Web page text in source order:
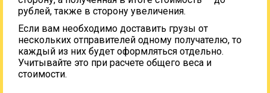
рублей, также в сторону увеличения.
Если вам необходимо доставить грузы от
нескольких отправителей одному получателю, то
каждый из них будет оформляться отдельно.
Учитывайте это при расчете общего веса и
стоимости.